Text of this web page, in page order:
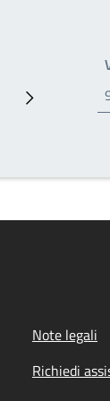
Pagina
Note legali
Richiedi